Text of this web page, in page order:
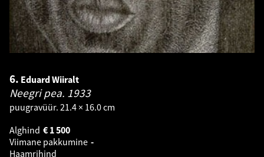
6. Eduard Wiiralt
Neegri pea. 1933
puugravüür. 21.4 × 16.0 cm
Alghind
1 500
€
Viimane pakkumine -
Haamrihind